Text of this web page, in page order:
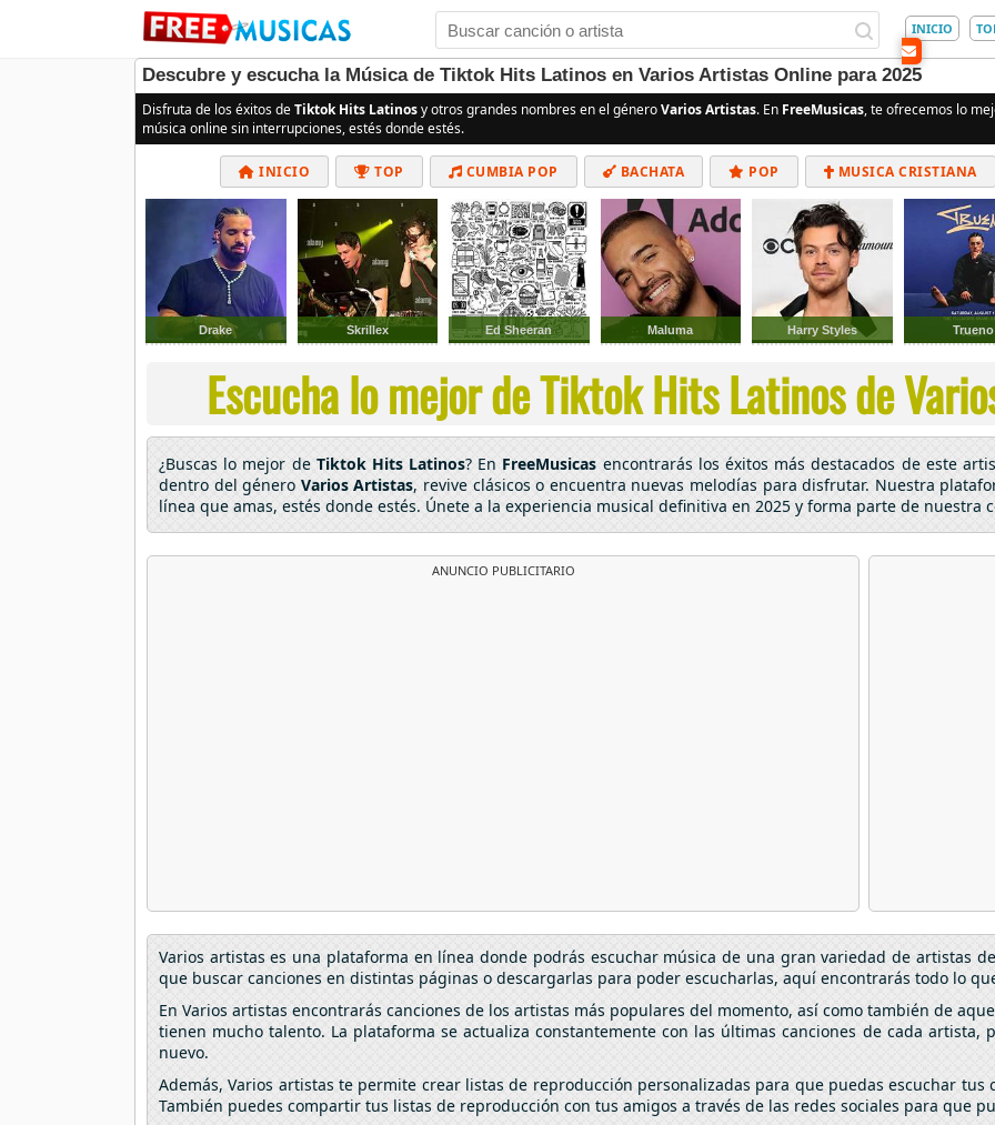
INICIO
Descubre y escucha la Música de Tiktok Hits Latinos en Varios Artistas Online para 2025
Disfruta de los éxitos deTiktok Hits Latinosy otros grandes nombres en el géneroVarios Artistas. En FreeMusicas, te ofrecemos lo
música online sin interrupciones, estés donde estés.
INICIO TOP CUMBIA POP BACHATA POP MUSICA CRISTIANA
ALTERNATIVO ELECTRÓNICA CUMBIAS
Drake Skrillex Ed Sheeran Maluma Harry Styles Trueno
Escucha lo mejor de Tiktok Hits Latinos de
¿Buscas lo mejor de Tiktok Hits Latinos? En FreeMusicas encontrarás los éxitos más destacados de este
dentro del género Varios Artistas, revive clásicos o encuentra nuevas melodías para disfrutar. Nuestra
línea que amas, estés donde estés. Únete a la experiencia musical definitiva en 2025 y forma parte de
ANUNCIO PUBLICITARIO
Varios artistas es una plataforma en línea donde podrás escuchar música de una gran variedad de artistas
que buscar canciones en distintas páginas o descargarlas para poder escucharlas, aquí encontrarás todo lo
En Varios artistas encontrarás canciones de los artistas más populares del momento, así como también de
tienen mucho talento. La plataforma se actualiza constantemente con las últimas canciones de cada
nuevo.
Además, Varios artistas te permite crear listas de reproducción personalizadas para que puedas escuchar
También puedes compartir tus listas de reproducción con tus amigos a través de las redes sociales para que